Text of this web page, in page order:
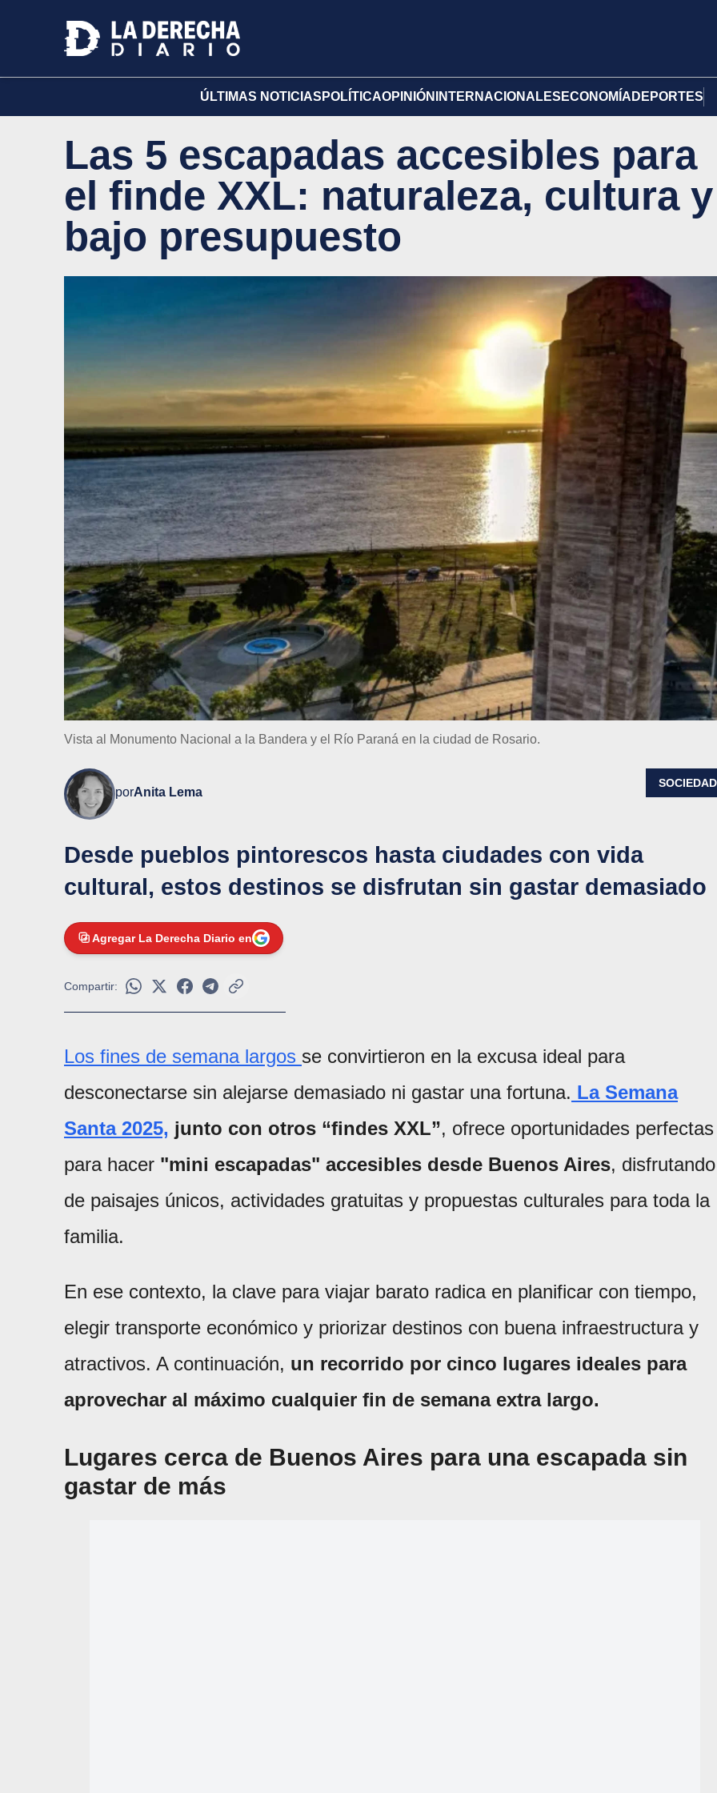
ÚLTIMAS NOTICIAS POLÍTICAOPINIÓN INTERNACIONALES ECONOMÍA DEPORTES
Las 5 escapadas accesibles para
el finde XXL: naturaleza, cultura y
bajo presupuesto
Vista al Monumento Nacional a la Bandera y el Río Paraná en la ciudad de Rosario.
porAnita Lema
SOCIEDAD
Desde pueblos pintorescos hasta ciudades con vida
cultural, estos destinos se disfrutan sin gastar demasiado
Agregar La Derecha Diario en
Compartir:
Los fines de semana largos se convirtieron en la excusa ideal para
desconectarse sin alejarse demasiado ni gastar una fortuna. La Semana
Santa 2025, junto con otros “findes XXL”, ofrece oportunidades perfectas
para hacer "mini escapadas" accesibles desde Buenos Aires, disfrutando
de paisajes únicos, actividades gratuitas y propuestas culturales para toda la
familia.
En ese contexto, la clave para viajar barato radica en planificar con tiempo,
elegir transporte económico y priorizar destinos con buena infraestructura y
atractivos. A continuación, un recorrido por cinco lugares ideales para
aprovechar al máximo cualquier fin de semana extra largo.
Lugares cerca de Buenos Aires para una escapada sin
gastar de más